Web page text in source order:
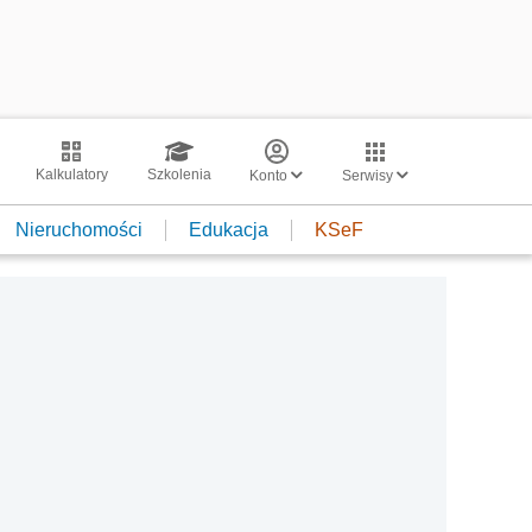
Kalkulatory Szkolenia Konto Serwisy
Nieruchomości Edukacja KSeF